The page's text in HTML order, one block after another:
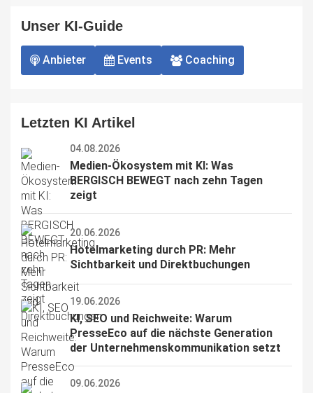
Unser KI-Guide
Anbieter Events Coaching
Letzten KI Artikel
04.08.2026
Medien-Ökosystem mit KI: Was
BERGISCH BEWEGT nach zehn Tagen
zeigt
20.06.2026
Hotelmarketing durch PR: Mehr
Sichtbarkeit und Direktbuchungen
19.06.2026
KI, SEO und Reichweite: Warum
PresseEco auf die nächste Generation
der Unternehmenskommunikation setzt
09.06.2026